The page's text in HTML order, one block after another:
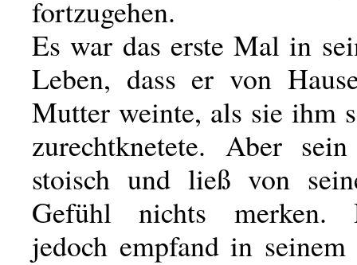
fortzugehen.
Es war das erste Mal in
Leben, dass er von
Mutter weinte, als sie ihm
zurechtknetete. Aber
stoisch und ließ von
Gefühl nichts merken.
jedoch empfand in seinem